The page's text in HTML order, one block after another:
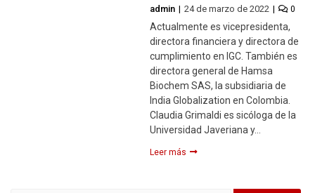
admin 24 de marzo de 2022 0
Actualmente es vicepresidenta,
directora financiera y directora de
cumplimiento en IGC. También es
directora general de Hamsa
Biochem SAS, la subsidiaria de
India Globalization en Colombia.
Claudia Grimaldi es sicóloga de la
Universidad Javeriana y…
Leer más